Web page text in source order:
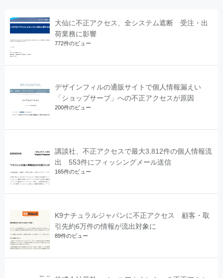
大仙に不正アクセス、全システム遮断 受注・出
荷業務に影響
772件のビュー
デザインフィルの通販サイトで個人情報漏えい
「ショップサーブ」への不正アクセスが原因
200件のビュー
講談社、不正アクセスで最大3,812件の個人情報流
出 553件にフィッシングメール送信
165件のビュー
K9ナチュラルジャパンに不正アクセス 顧客・取
引先約6万件の情報が流出対象に
89件のビュー